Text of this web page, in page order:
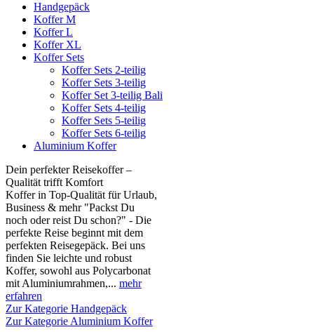
Handgepäck
Koffer M
Koffer L
Koffer XL
Koffer Sets
Koffer Sets 2-teilig
Koffer Sets 3-teilig
Koffer Set 3-teilig Bali
Koffer Sets 4-teilig
Koffer Sets 5-teilig
Koffer Sets 6-teilig
Aluminium Koffer
Dein perfekter Reisekoffer –
Qualität trifft Komfort
Koffer in Top-Qualität für Urlaub,
Business & mehr "Packst Du
noch oder reist Du schon?" - Die
perfekte Reise beginnt mit dem
perfekten Reisegepäck. Bei uns
finden Sie leichte und robust
Koffer, sowohl aus Polycarbonat
mit Aluminiumrahmen,... mehr
erfahren
Zur Kategorie Handgepäck
Zur Kategorie Aluminium Koffer